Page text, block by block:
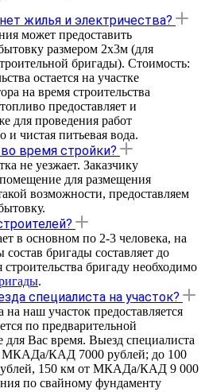
жилья и электричества?
может предоставить
размером 2х3м (для
бригады). Стоимость:
остается на участке
на время строительства
предоставляет и
для проведения работ
и чистая питьевая вода.
время стройки?
не уезжает. Заказчику
для размещения
возможности, предоставляем
в основном по 2-3 человека, на
бригады составляет до
бригаду необходимо
.
специалиста на участок?
на наш участок предоставляется
по предварительной
для Вас время. Выезд специалиста
МКАДа/КАД 7000 рублей; до 100
150 км от МКАДа/КАД 9 000
по свайному фундаменту